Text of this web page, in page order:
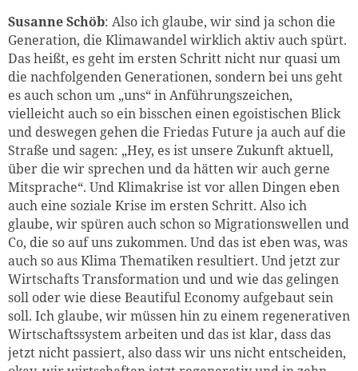
Susanne Schöb: Also ich glaube, wir sind ja schon die
Generation, die Klimawandel wirklich aktiv auch spürt.
Das heißt, es geht im ersten Schritt nicht nur quasi um
die nachfolgenden Generationen, sondern bei uns geht
es auch schon um „uns“ in Anführungszeichen,
vielleicht auch so ein bisschen einen egoistischen Blick
und deswegen gehen die Friedas Future ja auch auf die
Straße und sagen: „Hey, es ist unsere Zukunft aktuell,
über die wir sprechen und da hätten wir auch gerne
Mitsprache“. Und Klimakrise ist vor allen Dingen eben
auch eine soziale Krise im ersten Schritt. Also ich
glaube, wir spüren auch schon so Migrationswellen und
Co, die so auf uns zukommen. Und das ist eben was, was
auch so aus Klima Thematiken resultiert. Und jetzt zur
Wirtschafts Transformation und und wie das gelingen
soll oder wie diese Beautiful Economy aufgebaut sein
soll. Ich glaube, wir müssen hin zu einem regenerativen
Wirtschaftssystem arbeiten und das ist klar, dass das
jetzt nicht passiert, also dass wir uns nicht entscheiden,